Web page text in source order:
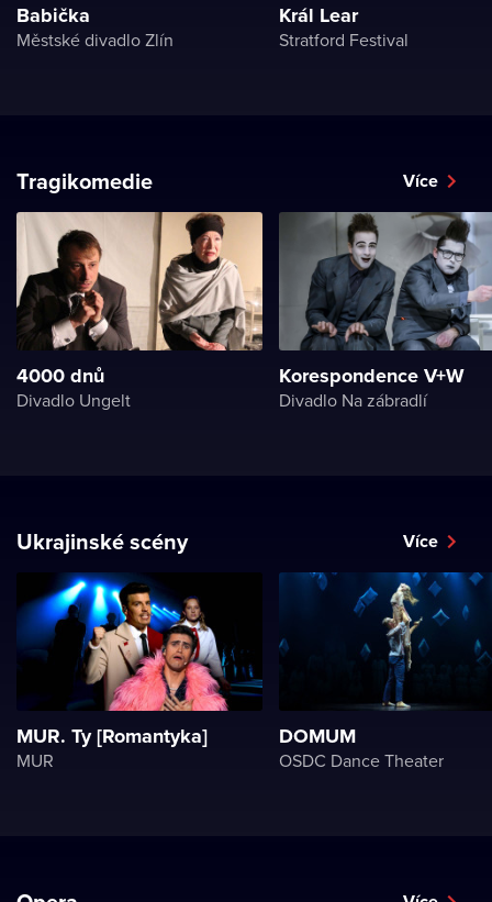
Babička
Městské divadlo Zlín
Král Lear
Stratford Festival
Tragikomedie Více
4000 dnů
Divadlo Ungelt
Korespondence V+W
Divadlo Na zábradlí
Ukrajinské scény Více
MUR. Ty [Romantyka]
MUR
DOMUM
OSDC Dance Theater